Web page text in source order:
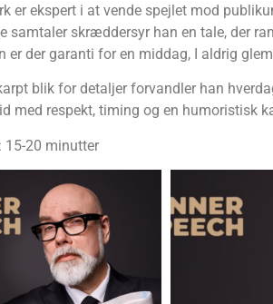
er ekspert i at vende spejlet mod
samtaler skræddersyr han en tale, der
er der garanti for en middag, I aldrig
blik for detaljer forvandler han
med respekt, timing og en humoristisk
15-20 minutter